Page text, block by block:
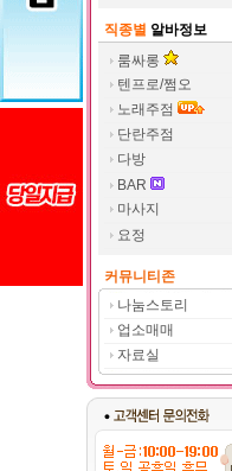
직종별 알바정보
룸싸롱
텐프로/쩜오
노래주점
단란주점
다방
BAR
마사지
요정
커뮤니티존
나눔스토리
업소매매
자료실